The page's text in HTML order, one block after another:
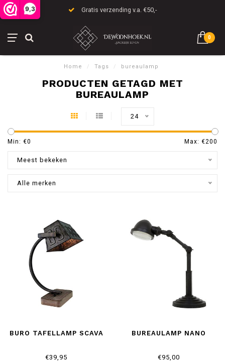
9,3 Gratis verzending v.a. €50,-
0
Home / Tags / bureaulamp
PRODUCTEN GETAGD MET
BUREAULAMP
24
Min: €0 Max: €200
Meest bekeken
Alle merken
BURO TAFELLAMP SCAVA
€39,95
BUREAULAMP NANO
€95,00